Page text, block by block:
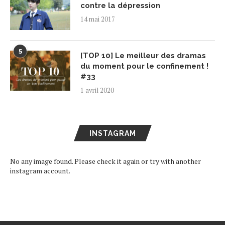
contre la dépression
14 mai 2017
5
[TOP 10] Le meilleur des dramas
du moment pour le confinement !
#33
1 avril 2020
INSTAGRAM
No any image found. Please check it again or try with another
instagram account.